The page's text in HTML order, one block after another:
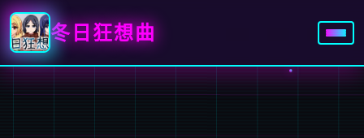
冬日狂想曲